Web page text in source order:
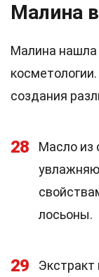
Малина
Малина нашла
создания
28
Масло из
лосьоны.
29